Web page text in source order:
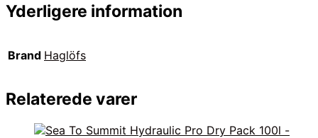
Yderligere information
Brand Haglöfs
Relaterede varer